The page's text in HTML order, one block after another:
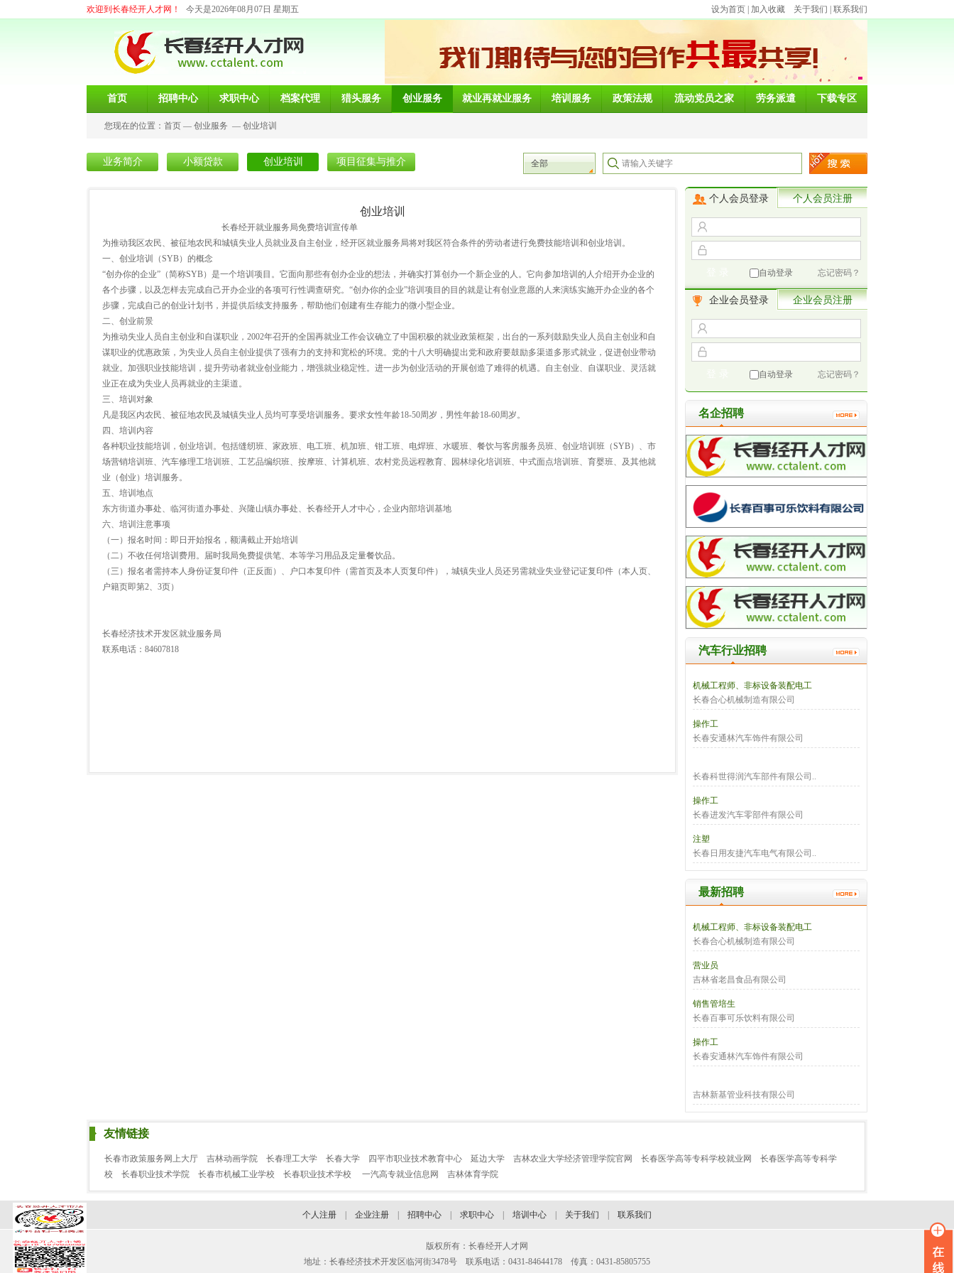
欢迎到长春经开人才网！ 今天是2026年08月07日 星期五 设为首页 加入收藏 关于我们 联系我们
首页 招聘中心 求职中心 档案代理 猎头服务 创业服务 就业再就业服务 培训服务 政策法规 流动党员之家 劳务派遣 下载专区
您现在的位置： 首页 — 创业服务 — 创业培训
业务简介 小额贷款 创业培训 项目征集与推介 全部
创业培训
长春经开就业服务局免费培训宣传单
为推动我区农民、被征地农民和城镇失业人员就业及自主创业，经开区就业服务局将对我区符合条件的劳动者进行免费技能培训和创业培训。
一、创业培训（SYB）的概念
“创办你的企业”（简称SYB）是一个培训项目。它面向那些有创办企业的想法，并确实打算创办一个新企业的人。它向参加培训的人介绍开办企业的
各个步骤，以及怎样去完成自己开办企业的各项可行性调查研究。“创办你的企业”培训项目的目的就是让有创业意愿的人来演练实施开办企业的各个
步骤，完成自己的创业计划书，并提供后续支持服务，帮助他们创建有生存能力的微小型企业。
二、创业前景
为推动失业人员自主创业和自谋职业，2002年召开的全国再就业工作会议确立了中国积极的就业政策框架，出台的一系列鼓励失业人员自主创业和自
谋职业的优惠政策，为失业人员自主创业提供了强有力的支持和宽松的环境。党的十八大明确提出党和政府要鼓励多渠道多形式就业，促进创业带动
就业。加强职业技能培训，提升劳动者就业创业能力，增强就业稳定性。进一步为创业活动的开展创造了难得的机遇。自主创业、自谋职业、灵活就
业正在成为失业人员再就业的主渠道。
三、培训对象
凡是我区内农民、被征地农民及城镇失业人员均可享受培训服务。要求女性年龄18-50周岁，男性年龄18-60周岁。
四、培训内容
各种职业技能培训，创业培训。包括缝纫班、家政班、电工班、机加班、钳工班、电焊班、水暖班、餐饮与客房服务员班、创业培训班（SYB）、市
场营销培训班、汽车修理工培训班、工艺品编织班、按摩班、计算机班、农村党员远程教育、园林绿化培训班、中式面点培训班、育婴班、及其他就
业（创业）培训服务。
五、培训地点
东方街道办事处、临河街道办事处、兴隆山镇办事处、长春经开人才中心，企业内部培训基地
六、培训注意事项
（一）报名时间：即日开始报名，额满截止开始培训
（二）不收任何培训费用。届时我局免费提供笔、本等学习用品及定量餐饮品。
（三）报名者需持本人身份证复印件（正反面）、户口本复印件（需首页及本人页复印件），城镇失业人员还另需就业失业登记证复印件（本人页、
户籍页即第2、3页）
长春经济技术开发区就业服务局
联系电话：84607818
个人会员登录 个人会员注册
自动登录 忘记密码？
企业会员登录 企业会员注册
自动登录 忘记密码？
名企招聘
汽车行业招聘
机械工程师、非标设备装配电工
长春合心机械制造有限公司
操作工
长春安通林汽车饰件有限公司
长春科世得润汽车部件有限公司..
操作工
长春进发汽车零部件有限公司
注塑
长春日用友捷汽车电气有限公司..
最新招聘
机械工程师、非标设备装配电工
长春合心机械制造有限公司
营业员
吉林省老昌食品有限公司
销售管培生
长春百事可乐饮料有限公司
操作工
长春安通林汽车饰件有限公司
吉林新基管业科技有限公司
友情链接
长春市政策服务网上大厅 吉林动画学院 长春理工大学 长春大学 四平市职业技术教育中心 延边大学 吉林农业大学经济管理学院官网 长春医学高等专科学校就业网
长春医学高等专科学
校
长春职业技术学院 长春市机械工业学校 长春职业技术学校 一汽高专就业信息网 吉林体育学院
个人注册 企业注册 招聘中心 求职中心 培训中心 关于我们 联系我们
版权所有：长春经开人才网
地址：长春经济技术开发区临河街3478号 联系电话：0431-84644178 传真：0431-85805755